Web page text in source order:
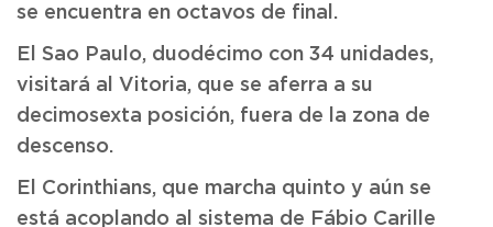
se encuentra en octavos de final.
El Sao Paulo, duodécimo con 34 unidades,
visitará al Vitoria, que se aferra a su
decimosexta posición, fuera de la zona de
descenso.
El Corinthians, que marcha quinto y aún se
está acoplando al sistema de Fábio Carille